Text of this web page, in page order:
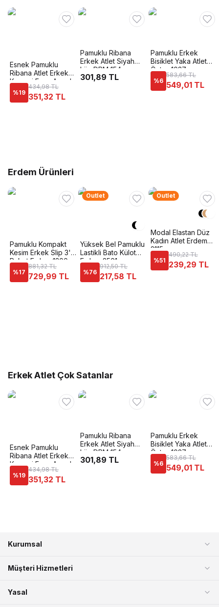
Esnek Pamuklu
Ribana Atlet Erkek
Korsesi Form Angel
6012
%19
434,98 TL
351,32 TL
Pamuklu Ribana
Erkek Atlet Siyah
Lüx DRM 154
301,89 TL
Pamuklu Erkek
Bisiklet Yaka Atlet
Öztaş 1037
%6
583,66 TL
549,01 TL
Erdem Ürünleri
Pamuklu Kompakt
Kesim Erkek Slip 3'lü
Paket Erdem 1300
%17
881,32 TL
729,99 TL
Outlet
Yüksek Bel Pamuklu
Lastikli Bato Külot
Erdem 2501
%76
912,50 TL
217,58 TL
Outlet
Modal Elastan Düz
Kadın Atlet Erdem
2115
%51
490,22 TL
239,29 TL
Erkek Atlet Çok Satanlar
Esnek Pamuklu
Ribana Atlet Erkek
Korsesi Form Angel
6012
%19
434,98 TL
351,32 TL
Pamuklu Ribana
Erkek Atlet Siyah
Lüx DRM 154
301,89 TL
Pamuklu Erkek
Bisiklet Yaka Atlet
Öztaş 1037
%6
583,66 TL
549,01 TL
Kurumsal
Müşteri Hizmetleri
Yasal